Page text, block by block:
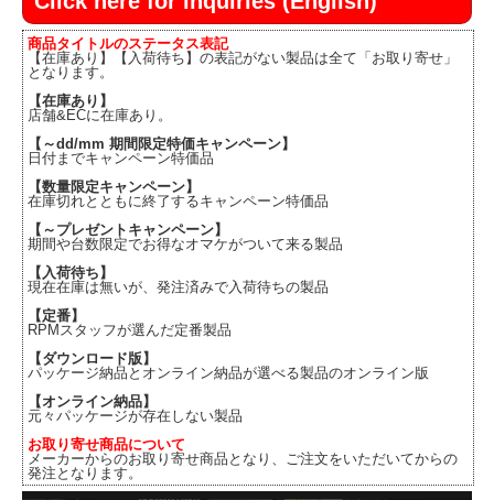
商品タイトルのステータス表記
【在庫あり】【入荷待ち】の表記がない製品は全て「お取り寄せ」
となります。
【在庫あり】
店舗&ECに在庫あり。
【～dd/mm 期間限定特価キャンペーン】
日付までキャンペーン特価品
【数量限定キャンペーン】
在庫切れとともに終了するキャンペーン特価品
【～プレゼントキャンペーン】
期間や台数限定でお得なオマケがついて来る製品
【入荷待ち】
現在在庫は無いが、発注済みで入荷待ちの製品
【定番】
RPMスタッフが選んだ定番製品
【ダウンロード版】
パッケージ納品とオンライン納品が選べる製品のオンライン版
【オンライン納品】
元々パッケージが存在しない製品
お取り寄せ商品について
メーカーからのお取り寄せ商品となり、ご注文をいただいてからの
発注となります。